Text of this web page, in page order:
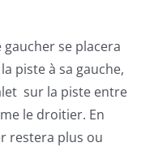
se placera
piste à sa gauche,
sur la piste entre
le droitier. En
restera plus ou